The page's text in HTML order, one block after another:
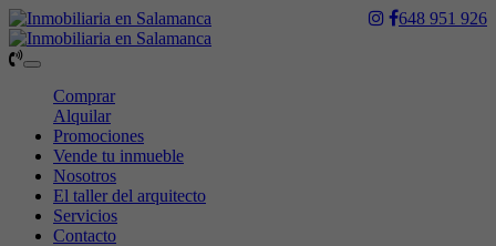
648 951 926
Toggle
navigation
Comprar
Alquilar
Promociones
Vende tu inmueble
Nosotros
El taller del arquitecto
Servicios
Contacto